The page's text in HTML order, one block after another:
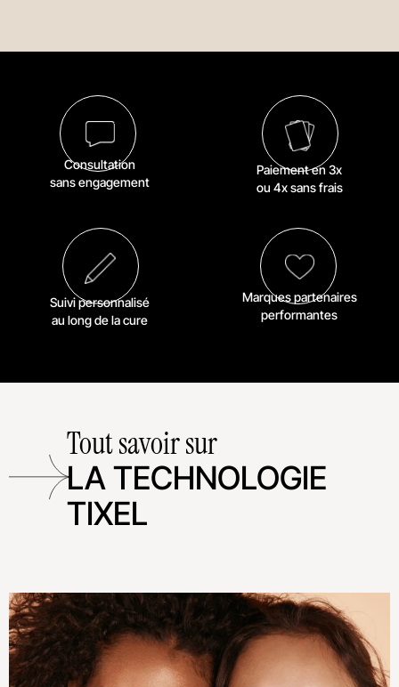
Consultation
sans engagement
Paiement en 3x
ou 4x sans frais
Suivi personnalisé
au long de la cure
Marques partenaires
performantes
Tout savoir sur
LA TECHNOLOGIE
TIXEL